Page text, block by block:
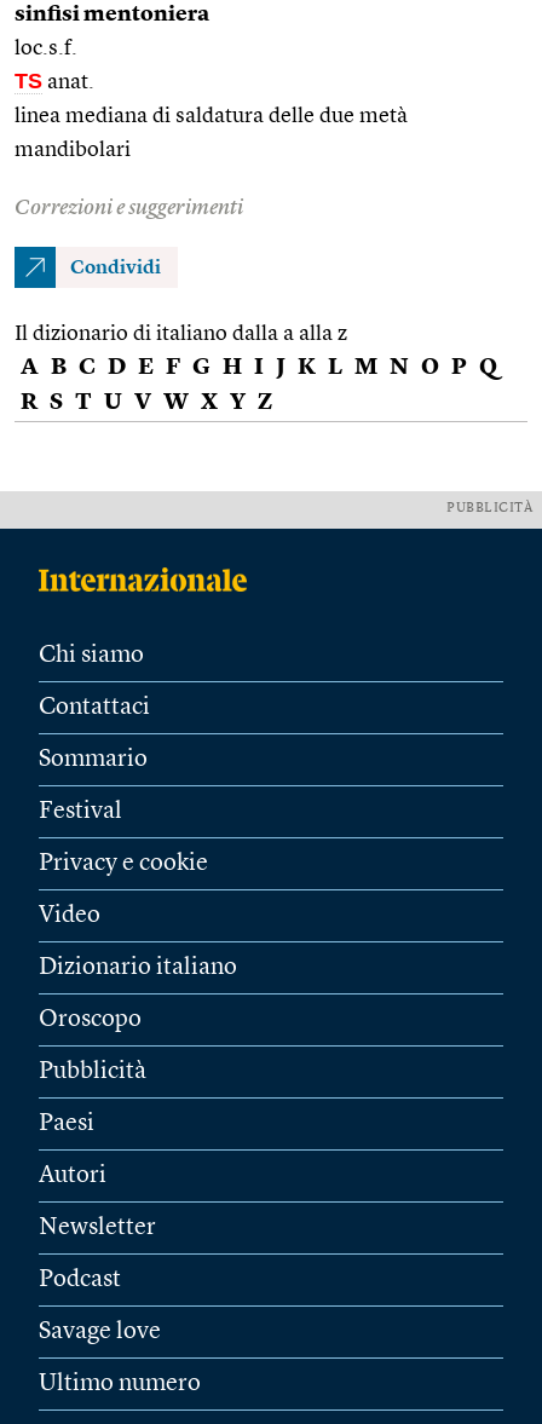
sinfisi mentoniera
loc.s.f.
TS anat.
linea mediana di saldatura delle due metà
mandibolari
Correzioni e suggerimenti
Condividi
Il dizionario di italiano dalla a alla z
A B C D E F G H I J K L M N O P Q
R S T U V W X Y Z
PUBBLICITÀ
Chi siamo
Contattaci
Sommario
Festival
Privacy e cookie
Video
Dizionario italiano
Oroscopo
Pubblicità
Paesi
Autori
Newsletter
Podcast
Savage love
Ultimo numero